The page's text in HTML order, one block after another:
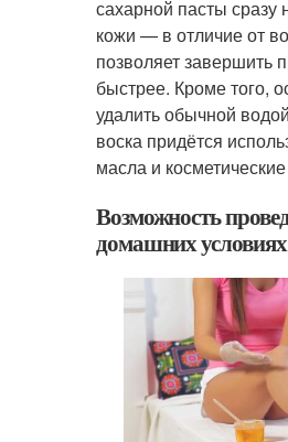
сахарной пасты сразу
кожи — в отличие от
позволяет завершить
быстрее. Кроме того,
удалить обычной
воска придётся
масла и
Возможность
домашних условиях